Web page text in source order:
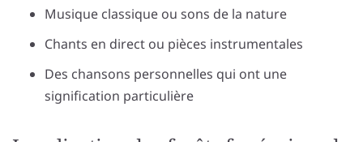
Musique classique ou sons de la nature
Chants en direct ou pièces instrumentales
Des chansons personnelles qui ont une
signification particulière